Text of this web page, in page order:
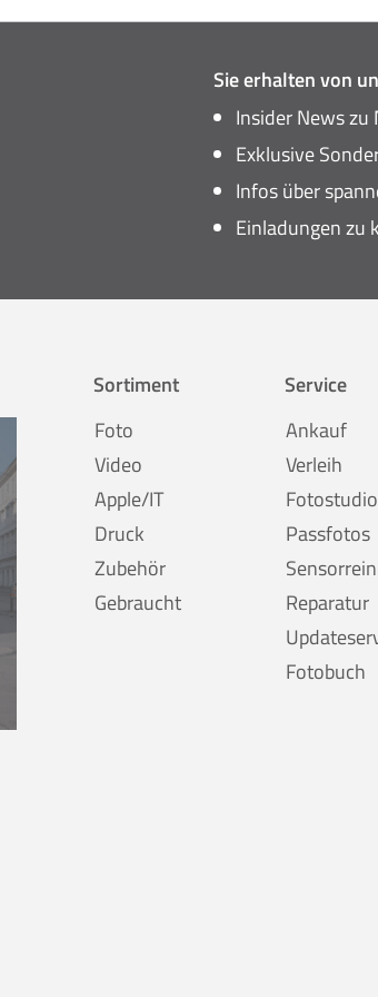
Sie erhalten von
Insider News zu
Exklusive
Infos über
Einladungen zu
Sortiment
Foto
Video
Apple/IT
Druck
Zubehör
Gebraucht
Service
Ankauf
Verleih
Fotostudio
Passfotos
Reparatur
Fotobuch